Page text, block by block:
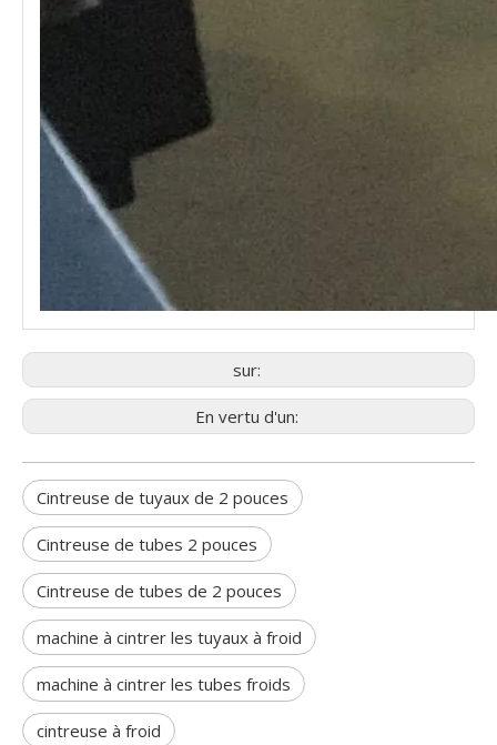
sur:
En vertu d'un:
Cintreuse de tuyaux de 2 pouces
Cintreuse de tubes 2 pouces
Cintreuse de tubes de 2 pouces
machine à cintrer les tuyaux à froid
machine à cintrer les tubes froids
cintreuse à froid